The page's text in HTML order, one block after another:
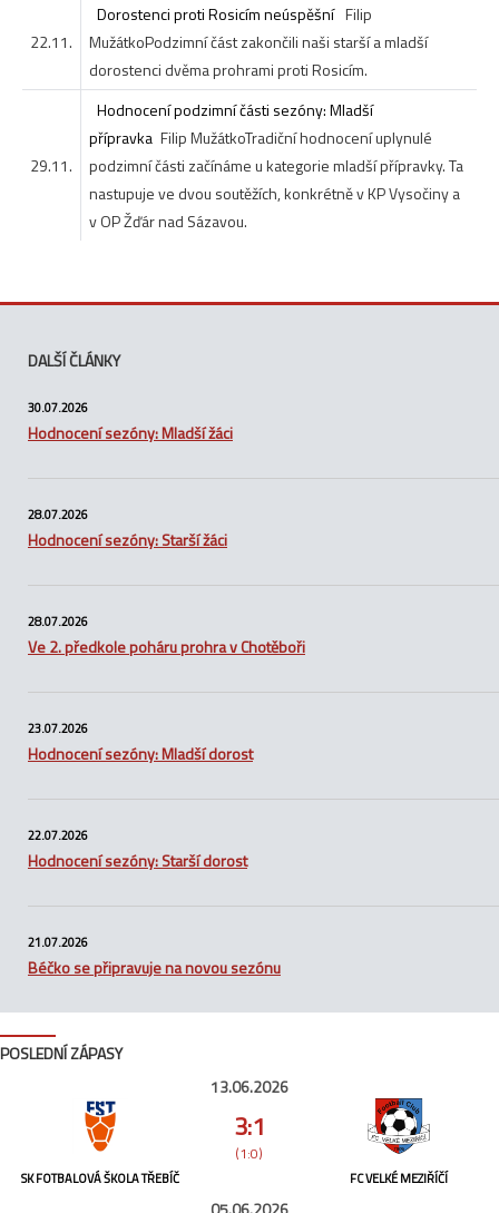
22.11.
Dorostenci proti Rosicím neúspěšní Filip
MužátkoPodzimní část zakončili naši starší a mladší
dorostenci dvěma prohrami proti Rosicím.
29.11.
Hodnocení podzimní části sezóny: Mladší
přípravka Filip MužátkoTradiční hodnocení uplynulé
podzimní části začínáme u kategorie mladší přípravky. Ta
nastupuje ve dvou soutěžích, konkrétně v KP Vysočiny a
v OP Žďár nad Sázavou.
DALŠÍ ČLÁNKY
30.07.2026
Hodnocení sezóny: Mladší žáci
28.07.2026
Hodnocení sezóny: Starší žáci
28.07.2026
Ve 2. předkole poháru prohra v Chotěboři
23.07.2026
Hodnocení sezóny: Mladší dorost
22.07.2026
Hodnocení sezóny: Starší dorost
21.07.2026
Béčko se připravuje na novou sezónu
POSLEDNÍ ZÁPASY
SK FOTBALOVÁ ŠKOLA TŘEBÍČ
13.06.2026
3:1
(1:0)
FC VELKÉ MEZIŘÍČÍ